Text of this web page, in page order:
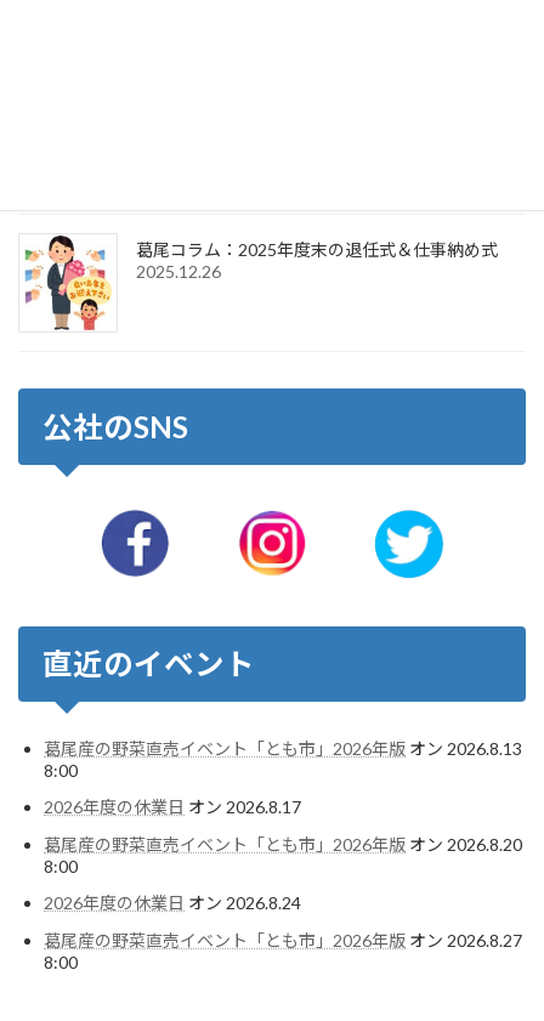
葛尾コラム：2025年度末の退任式＆仕事納め式
2025.12.26
公社のSNS
直近のイベント
葛尾産の野菜直売イベント「とも市」2026年版 オン 2026.8.13
8:00
2026年度の休業日 オン 2026.8.17
葛尾産の野菜直売イベント「とも市」2026年版 オン 2026.8.20
8:00
2026年度の休業日 オン 2026.8.24
葛尾産の野菜直売イベント「とも市」2026年版 オン 2026.8.27
8:00